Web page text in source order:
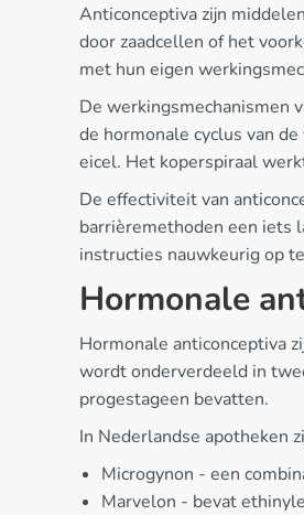
Anticonceptiva zijn
door zaadcellen of het
met hun eigen
De werkingsmechanismen
de hormonale cyclus van
eicel. Het koperspiraal
De effectiviteit van
barrièremethoden een iets
instructies nauwkeurig op
Hormonale
Hormonale anticonceptiva
wordt onderverdeeld in
progestageen bevatten.
In Nederlandse apotheken
Microgynon - een
Marvelon - bevat